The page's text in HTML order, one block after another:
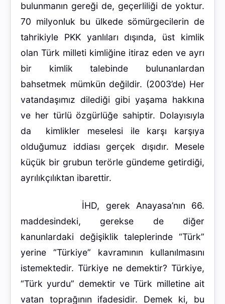
bulunmanın gereği de, geçerliliği de yoktur.
70 milyonluk bu ülkede sömürgecilerin de
tahrikiyle PKK yanlıları dışında, üst kimlik
olan Türk milleti kimliğine itiraz eden ve ayrı
bir kimlik talebinde bulunanlardan
bahsetmek mümkün değildir. (2003’de) Her
vatandaşımız dilediği gibi yaşama hakkına
ve her türlü özgürlüğe sahiptir. Dolayısıyla
da kimlikler meselesi ile karşı karşıya
olduğumuz iddiası gerçek dışıdır. Mesele
küçük bir grubun terörle gündeme getirdiği,
ayrılıkçılıktan ibarettir.
İHD, gerek Anayasa’nın 66.
maddesindeki, gerekse de diğer
kanunlardaki değişiklik taleplerinde “Türk”
yerine “Türkiye” kavramının kullanılmasını
istemektedir. Türkiye ne demektir? Türkiye,
“Türk yurdu” demektir ve Türk milletine ait
vatan toprağının ifadesidir. Demek ki, bu